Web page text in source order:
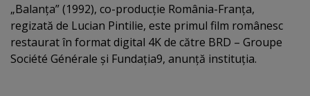
„Balanţa” (1992), co-producţie România-Franţa,
regizată de Lucian Pintilie, este primul film românesc
restaurat în format digital 4K de către BRD – Groupe
Société Générale şi Fundaţia9, anunţă instituţia.